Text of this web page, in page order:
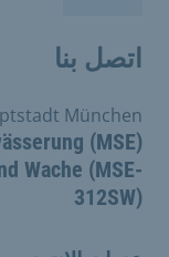
اتصل بنا
(MSE)
Wache (MSE-
312SW)
München